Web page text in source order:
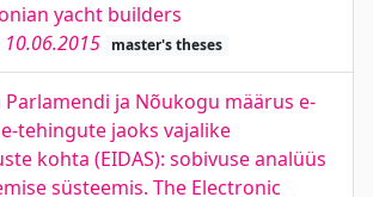
yacht builders
10.06.2015 master's theses
Parlamendi ja Nõukogu määrus e-
tehingute jaoks vajalike
kohta (EIDAS): sobivuse analüüs
süsteemis. The Electronic